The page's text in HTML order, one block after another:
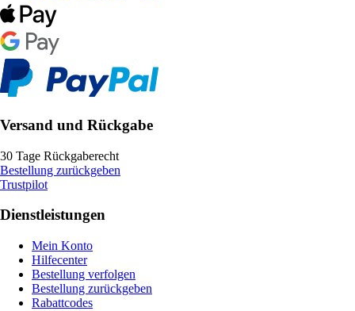
Versand und Rückgabe
30 Tage Rückgaberecht
Bestellung zurückgeben
Trustpilot
Dienstleistungen
Mein Konto
Hilfecenter
Bestellung verfolgen
Bestellung zurückgeben
Rabattcodes